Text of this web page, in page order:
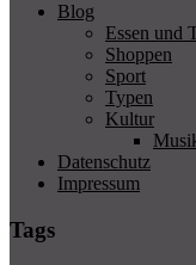
Blog
Essen und
Shoppen
Sport
Typen
Kultur
Datenschutz
Impressum
Tags